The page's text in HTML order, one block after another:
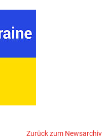
Zurück zum Newsarchiv